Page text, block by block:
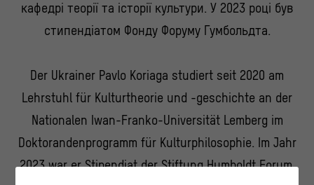
кафедрі теорії та історії культури. У 2023 році був
стипендіатом Фонду Форуму Гумбольдта.
Der Ukrainer Pavlo Koriaga studiert seit 2020 am
Lehrstuhl für Kulturtheorie und -geschichte an der
Nationalen Iwan-Franko-Universität Lemberg im
Doktorandenprogramm für Kulturphilosophie. Im Jahr
2023 war er Stipendiat der Stiftung Humboldt Forum.